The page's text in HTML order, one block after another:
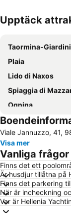
Förstora kartan
Upptäck
Taormina-Giardini
Plaia
Lido di Naxos
Spiaggia di
Ognina
Aci Trezza
Fontanarossa
Porto di Catania
Lido la Romantica
Corso Umberto
Fondachello
Schiso's slott
Viale Jannuzzo, 41,
Visa mer
Vanliga frågor
Finns det ett
Är husdjur tillåtna på
Finns det parkering
När är incheckning
Var är Hellenia